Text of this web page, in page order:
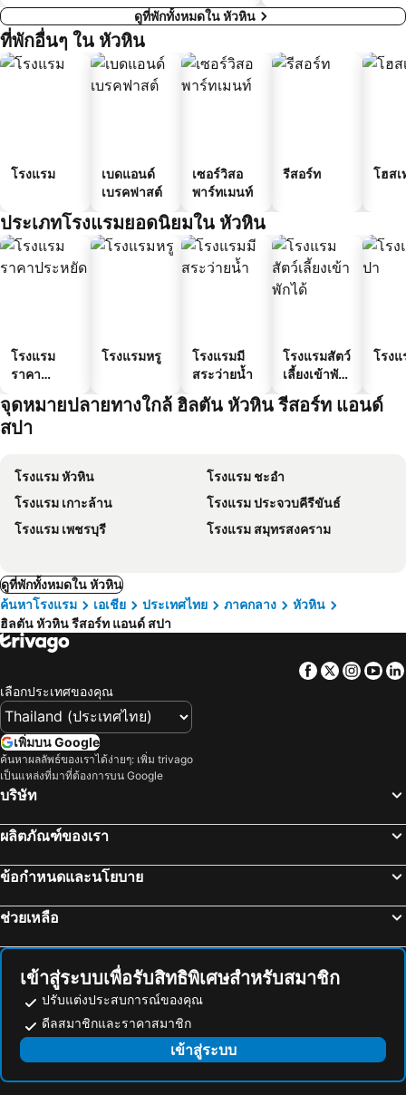
ดูที่พักทั้งหมดใน หัวหิน
ที่พักอื่นๆ ใน หัวหิน
โรงแรม
เบดแอนด์
เบรคฟาสต์
เซอร์วิสอ
พาร์ทเมนท์
รีสอร์ท โฮสเ
ประเภทโรงแรมยอดนิยมใน หัวหิน
โรงแรม
ราคา
โรงแรมหรู
โรงแรมมี
สระว่ายน้ำ
โรงแรมสัตว์
เลี้ยงเข้าพัก
ได้
โรง
จุดหมายปลายทางใกล้ ฮิลตัน หัวหิน รีสอร์ท แอนด์
สปา
โรงแรม หัวหิน
โรงแรม ชะอำ
โรงแรม เกาะล้าน
โรงแรม ประจวบคีรีขันธ์
โรงแรม เพชรบุรี
โรงแรม สมุทรสงคราม
ดูที่พักทั้งหมดใน หัวหิน
ค้นหาโรงแรม
เอเชีย ประเทศไทย ภาคกลาง
หัวหิน
ฮิลตัน หัวหิน รีสอร์ท แอนด์ สปา
Facebook
Twitter
เลือกประเทศของคุณ
เพิ่มบน Google
ค้นหาผลลัพธ์ของเราได้ง่ายๆ: เพิ่ม trivago
เป็นแหล่งที่มาที่ต้องการบน Google
บริษัท
ผลิตภัณฑ์ของเรา
ข้อกำหนดและนโยบาย
ช่วยเหลือ
เข้าสู่ระบบเพื่อรับสิทธิพิเศษสำหรับสมาชิก
ปรับแต่งประสบการณ์ของคุณ
ดีลสมาชิกและราคาสมาชิก
เข้าสู่ระบบ